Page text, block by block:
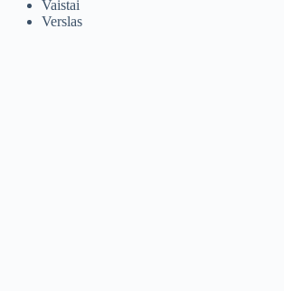
Vaistai
Verslas